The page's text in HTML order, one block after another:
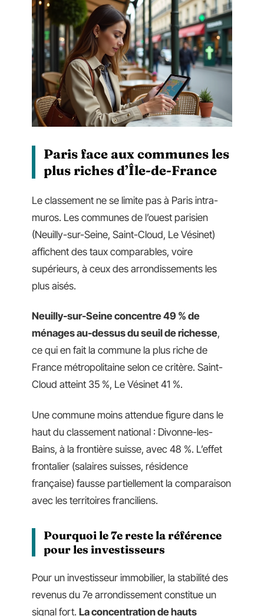
Paris face aux communes les
plus riches d’Île-de-France
Le classement ne se limite pas à Paris intra-
muros. Les communes de l’ouest parisien
(Neuilly-sur-Seine, Saint-Cloud, Le Vésinet)
affichent des taux comparables, voire
supérieurs, à ceux des arrondissements les
plus aisés.
Neuilly-sur-Seine concentre 49 % de
ménages au-dessus du seuil de richesse,
ce qui en fait la commune la plus riche de
France métropolitaine selon ce critère. Saint-
Cloud atteint 35 %, Le Vésinet 41 %.
Une commune moins attendue figure dans le
haut du classement national : Divonne-les-
Bains, à la frontière suisse, avec 48 %. L’effet
frontalier (salaires suisses, résidence
française) fausse partiellement la comparaison
avec les territoires franciliens.
Pourquoi le 7e reste la référence
pour les investisseurs
Pour un investisseur immobilier, la stabilité des
revenus du 7e arrondissement constitue un
signal fort. La concentration de hauts